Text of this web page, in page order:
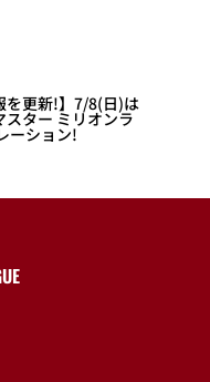
を更新!】7/8(日)は
スター ミリオンラ
ーション!